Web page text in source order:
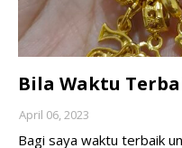
Bila Waktu
April 06, 2023
Bagi saya waktu terbaik